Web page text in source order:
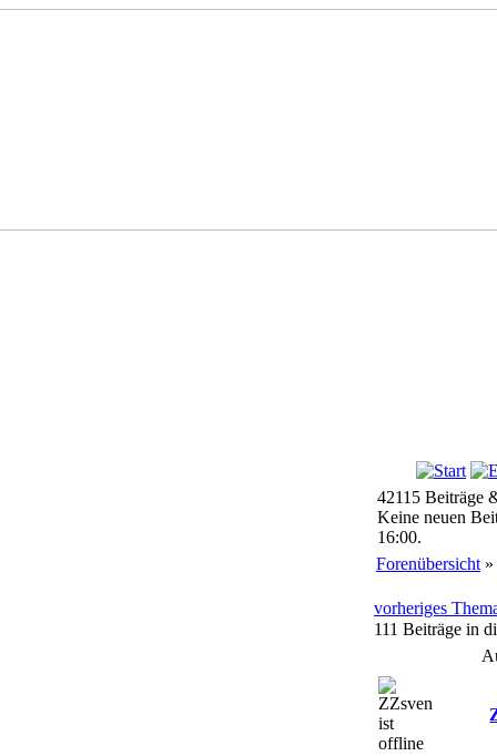
42115 Beiträge
Keine neuen
16:00.
Forenübersicht »
vorheriges
111 Beiträge in